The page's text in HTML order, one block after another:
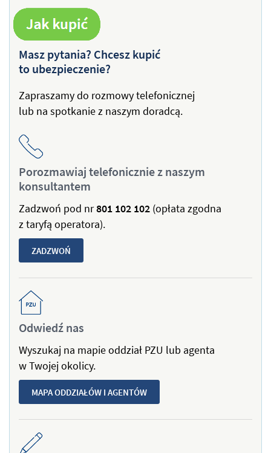
Masz pytania? Chcesz kupić
to ubezpieczenie?
Zapraszamy do rozmowy telefonicznej
lub na spotkanie z naszym doradcą.
Porozmawiaj telefonicznie z naszym
konsultantem
Zadzwoń pod nr801 102 102 (opłata zgodna
z taryfą operatora).
ZADZWOŃ
Odwiedź nas
Wyszukaj na mapie oddział PZU lub agenta
w Twojej okolicy.
MAPA ODDZIAŁÓW I AGENTÓW